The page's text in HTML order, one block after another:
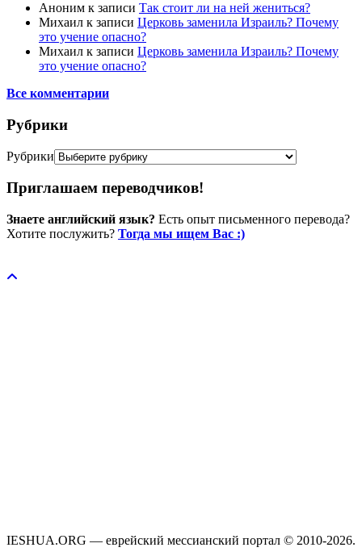
Аноним к записи Так стоит ли на ней жениться?
Михаил к записи Церковь заменила Израиль? Почему
это учение опасно?
Михаил к записи Церковь заменила Израиль? Почему
это учение опасно?
Все комментарии
Рубрики
Рубрики
Приглашаем переводчиков!
Знаете английский язык? Есть опыт письменного перевода?
Хотите послужить? Тогда мы ищем Вас :)
IESHUA.ORG — еврейский мессианский портал © 2010-2026.